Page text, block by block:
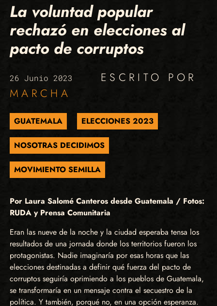
La voluntad popular
rechazó en elecciones al
pacto de corruptos
26 Junio 2023
ESCRITO POR
MARCHA
GUATEMALA ELECCIONES 2023
NOSOTRAS DECIDIMOS
MOVIMIENTO SEMILLA
Por Laura Salomé Canteros desde Guatemala / Fotos:
RUDA y Prensa Comunitaria
Eran las nueve de la noche y la ciudad esperaba tensa los
resultados de una jornada donde los territorios fueron los
protagonistas. Nadie imaginaría por esas horas que las
elecciones destinadas a definir qué fuerza del pacto de
corruptos seguiría oprimiendo a los pueblos de Guatemala,
se transformaría en un mensaje contra el secuestro de la
política. Y también, porqué no, en una opción esperanza.